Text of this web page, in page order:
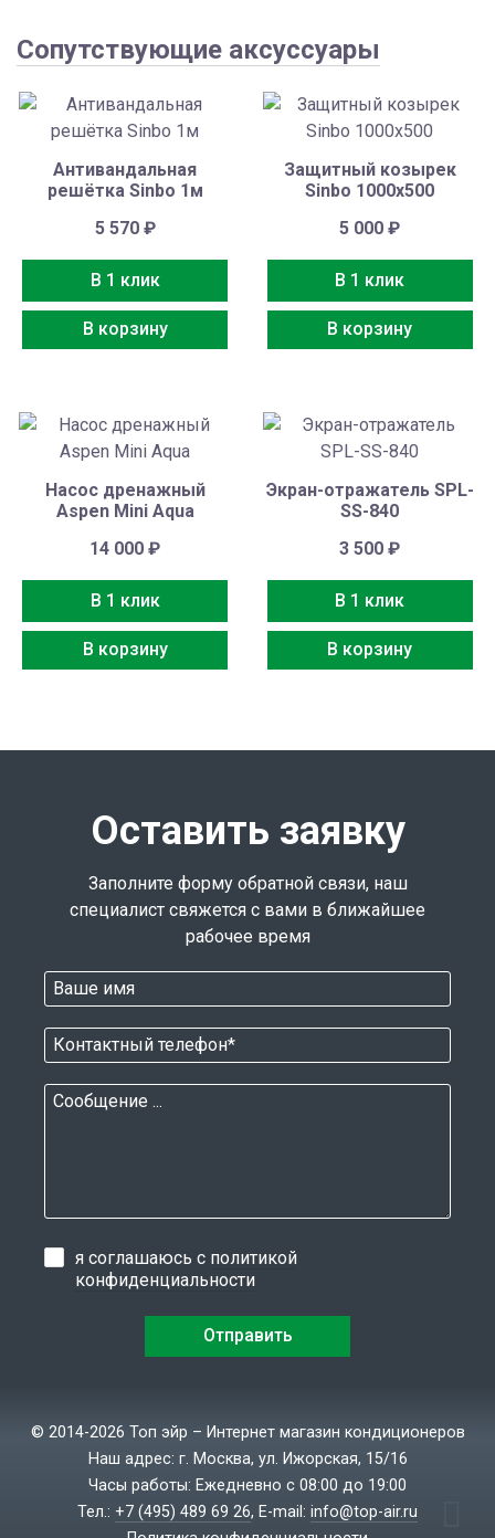
Сопутствующие аксуссуары
Антивандальная
решётка Sinbo 1м
5 570 ₽
В 1 клик
В корзину
Защитный козырек
Sinbo 1000х500
5 000₽
В 1 клик
В корзину
Насос дренажный
Aspen Mini Aqua
14 000₽
В 1 клик
В корзину
Экран-отражатель SPL-
SS-840
3 500₽
В 1 клик
В корзину
Оставить заявку
Заполните форму обратной связи, наш
специалист свяжется с вами в ближайшее
рабочее время
я соглашаюсь с политикой
конфиденциальности
© 2014-2026 Топ эйр – Интернет магазин кондиционеров
Наш адрес: г. Москва, ул. Ижорская, 15/16
Часы работы: Ежедневно с 08:00 до 19:00
Тел.: +7 (495) 489 69 26, E-mail: info@top-air.ru